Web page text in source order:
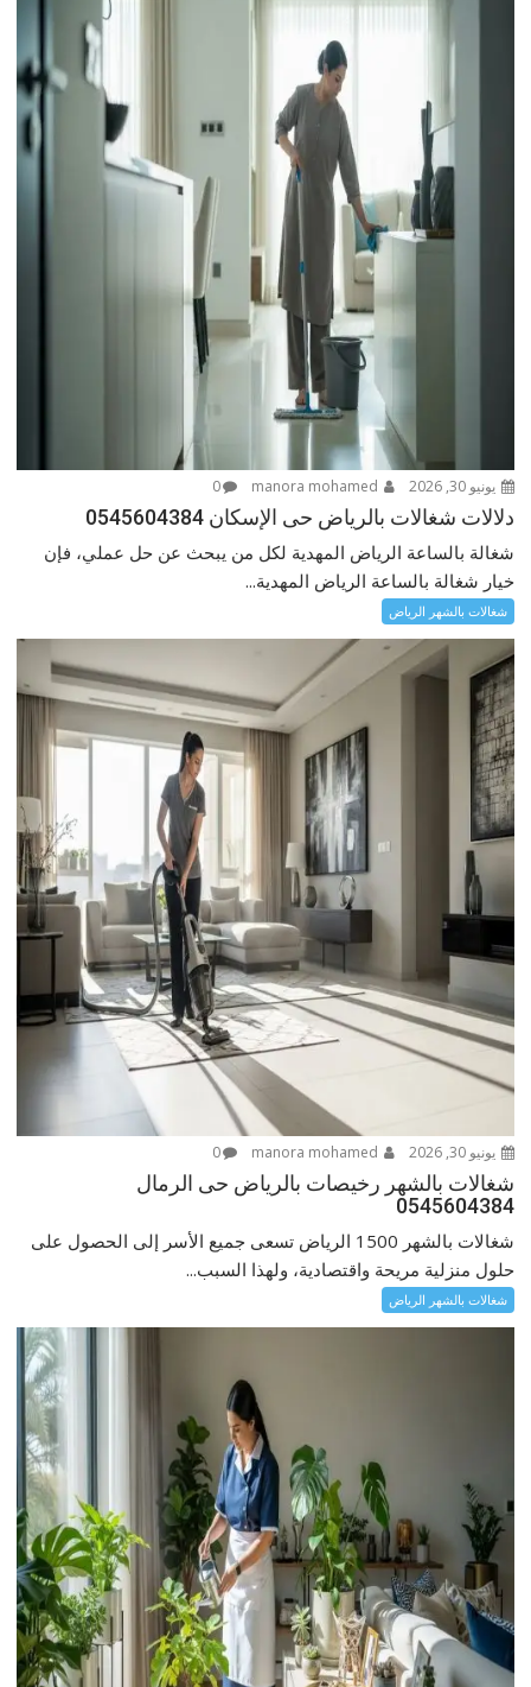
يونيو 30, 2026 0
دلالات شغالات بالرياض حى الإسكان 0545604384
شغالة بالساعة الرياض المهدية لكل من يبحث عن حل عملي، فإن
خيار شغالة بالساعة الرياض المهدية...
شغالات بالشهر الرياض
يونيو 30, 2026 0
شغالات بالشهر رخيصات بالرياض حى الرمال
0545604384
شغالات بالشهر 1500 الرياض تسعى جميع الأسر إلى الحصول على
حلول منزلية مريحة واقتصادية، ولهذا السبب...
شغالات بالشهر الرياض